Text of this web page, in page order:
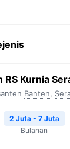
RS Kurnia
Banten,
2 Juta - 7 Juta
Bulanan